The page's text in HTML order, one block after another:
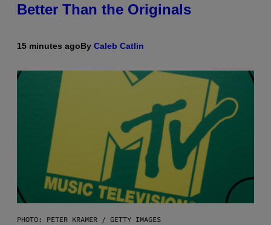
Better Than the Originals
15 minutes agoBy Caleb Catlin
PHOTO: PETER KRAMER / GETTY IMAGES